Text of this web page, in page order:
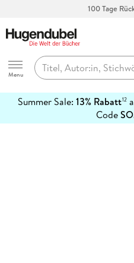
100 Tage
Hugendubel
Menu
Summer Sale: 13% Rabatt12
Code
erfahren